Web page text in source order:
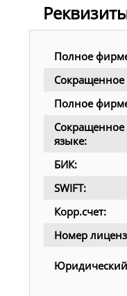
Полное
Полное
языке:
БИК:
SWIFT:
Корр.счет:
Номер